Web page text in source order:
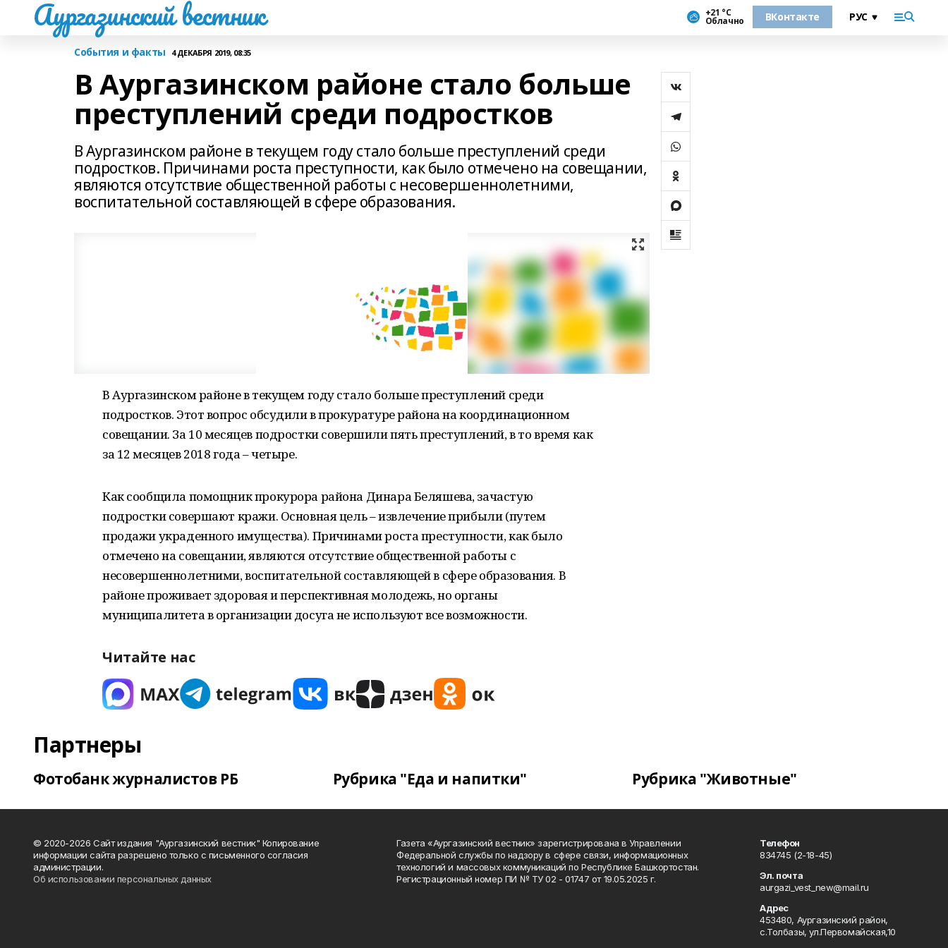
Аургазинский вестник +21 °С
Облачно ВКонтакте
События и факты 4 ДЕКАБРЯ 2019, 08:35
В Аургазинском районе стало больше
преступлений среди подростков
В Аургазинском районе в текущем году стало больше преступлений среди
подростков. Причинами роста преступности, как было отмечено на совещании,
являются отсутствие общественной работы с несовершеннолетними,
воспитательной составляющей в сфере образования.
В Аургазинском районе в текущем году стало больше преступлений среди
подростков. Этот вопрос обсудили в прокуратуре района на координационном
совещании. За 10 месяцев подростки совершили пять преступлений, в то время как
за 12 месяцев 2018 года – четыре.
Как сообщила помощник прокурора района Динара Беляшева, зачастую
подростки совершают кражи. Основная цель – извлечение прибыли (путем
продажи украденного имущества). Причинами роста преступности, как было
отмечено на совещании, являются отсутствие общественной работы с
несовершеннолетними, воспитательной составляющей в сфере образования. В
районе проживает здоровая и перспективная молодежь, но органы
муниципалитета в организации досуга не используют все возможности.
Читайте нас
Партнеры
Фотобанк журналистов РБ Рубрика "Еда и напитки" Рубрика "Животные"
© 2020-2026 Сайт издания "Аургазинский вестник" Копирование
информации сайта разрешено только с письменного согласия
администрации.
Об использовании персональных данных
Газета «Аургазинский вестник» зарегистрирована в Управлении
Федеральной службы по надзору в сфере связи, информационных
технологий и массовых коммуникаций по Республике Башкортостан.
Регистрационный номер ПИ № ТУ 02 - 01747 от 19.05.2025 г.
Телефон
834745 (2-18-45)
Эл. почта
aurgazi_vest_new@mail.ru
Адрес
453480, Аургазинский район,
с.Толбазы, ул.Первомайская,10